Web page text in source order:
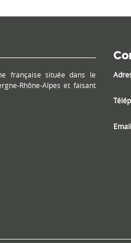
française située dans le
Rhône-Alpes et faisant